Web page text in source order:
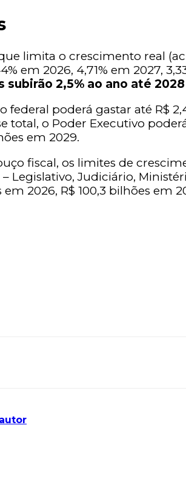
limita o crescimento real
em 2026, 4,71% em 2027,
subirão 2,5% ao ano até 2028
federal poderá gastar até R$
total, o Poder Executivo
em 2029.
fiscal, os limites de
Legislativo, Judiciário,
2026, R$ 100,3 bilhões em